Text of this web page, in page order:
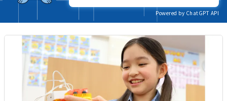
Powered by ChatGPT API